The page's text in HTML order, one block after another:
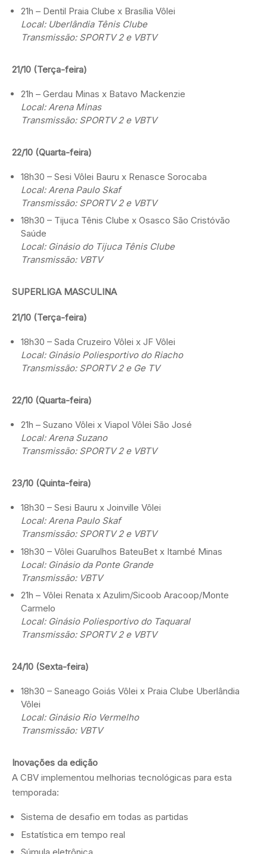
21h – Dentil Praia Clube x Brasília Vôlei
Local: Uberlândia Tênis Clube
Transmissão: SPORTV 2 e VBTV
21/10 (Terça-feira)
21h – Gerdau Minas x Batavo Mackenzie
Local: Arena Minas
Transmissão: SPORTV 2 e VBTV
22/10 (Quarta-feira)
18h30 – Sesi Vôlei Bauru x Renasce Sorocaba
Local: Arena Paulo Skaf
Transmissão: SPORTV 2 e VBTV
18h30 – Tijuca Tênis Clube x Osasco São Cristóvão
Saúde
Local: Ginásio do Tijuca Tênis Clube
Transmissão: VBTV
SUPERLIGA MASCULINA
21/10 (Terça-feira)
18h30 – Sada Cruzeiro Vôlei x JF Vôlei
Local: Ginásio Poliesportivo do Riacho
Transmissão: SPORTV 2 e Ge TV
22/10 (Quarta-feira)
21h – Suzano Vôlei x Viapol Vôlei São José
Local: Arena Suzano
Transmissão: SPORTV 2 e VBTV
23/10 (Quinta-feira)
18h30 – Sesi Bauru x Joinville Vôlei
Local: Arena Paulo Skaf
Transmissão: SPORTV 2 e VBTV
18h30 – Vôlei Guarulhos BateuBet x Itambé Minas
Local: Ginásio da Ponte Grande
Transmissão: VBTV
21h – Vôlei Renata x Azulim/Sicoob Aracoop/Monte
Carmelo
Local: Ginásio Poliesportivo do Taquaral
Transmissão: SPORTV 2 e VBTV
24/10 (Sexta-feira)
18h30 – Saneago Goiás Vôlei x Praia Clube Uberlândia
Vôlei
Local: Ginásio Rio Vermelho
Transmissão: VBTV
Inovações da edição
A CBV implementou melhorias tecnológicas para esta
temporada:
Sistema de desafio em todas as partidas
Estatística em tempo real